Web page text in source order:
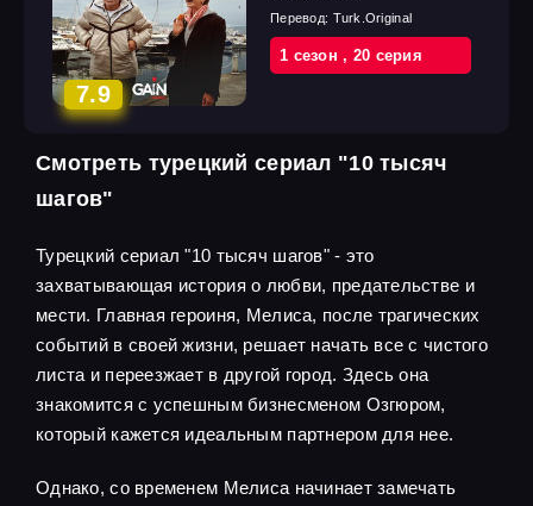
7.9
Перевод: Turk.Original
1 cезон, 20 cерия
Смотреть турецкий сериал "10 тысяч
шагов"
Турецкий сериал "10 тысяч шагов" - это
захватывающая история о любви, предательстве и
мести. Главная героиня, Мелиса, после трагических
событий в своей жизни, решает начать все с чистого
листа и переезжает в другой город. Здесь она
знакомится с успешным бизнесменом Озгюром,
который кажется идеальным партнером для нее.
Однако, со временем Мелиса начинает замечать